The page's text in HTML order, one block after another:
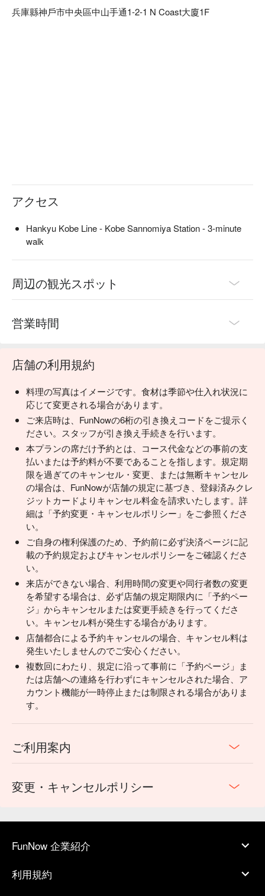
and skewers". Available for 2 people or more, so please use it
兵庫縣神戶市中央區中山手通1-2-1 N Coast大廈1F
アクセス
Hankyu Kobe Line - Kobe Sannomiya Station - 3-minute
walk
周辺の観光スポット
営業時間
店舗の利用規約
料理の写真はイメージです。食材は季節や仕入れ状況に
応じて変更される場合があります。
ご来店時は、FunNowの6桁の引き換えコードをご提示く
ださい。スタッフが引き換え手続きを行います。
本プランの席だけ予約とは、コース代金などの事前の支
払いまたは予約料が不要であることを指します。規定期
限を過ぎてのキャンセル・変更、または無断キャンセル
の場合は、FunNowが店舗の規定に基づき、登録済みクレ
ジットカードよりキャンセル料金を請求いたします。詳
細は「予約変更・キャンセルポリシー」をご参照くださ
い。
ご自身の権利保護のため、予約前に必ず決済ページに記
載の予約規定およびキャンセルポリシーをご確認くださ
い。
来店ができない場合、利用時間の変更や同行者数の変更
を希望する場合は、必ず店舗の規定期限内に「予約ペー
ジ」からキャンセルまたは変更手続きを行ってくださ
い。キャンセル料が発生する場合があります。
店舗都合による予約キャンセルの場合、キャンセル料は
発生いたしませんのでご安心ください。
複数回にわたり、規定に沿って事前に「予約ページ」ま
たは店舗への連絡を行わずにキャンセルされた場合、ア
カウント機能が一時停止または制限される場合がありま
す。
ご利用案内
変更・キャンセルポリシー
FunNow 企業紹介
利用規約